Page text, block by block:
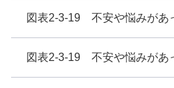
図表2-3-19 不安や悩みがあ
図表2-3-19 不安や悩みがあ